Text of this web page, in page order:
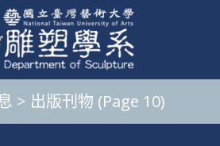
> 出版刊物 (Page 10)